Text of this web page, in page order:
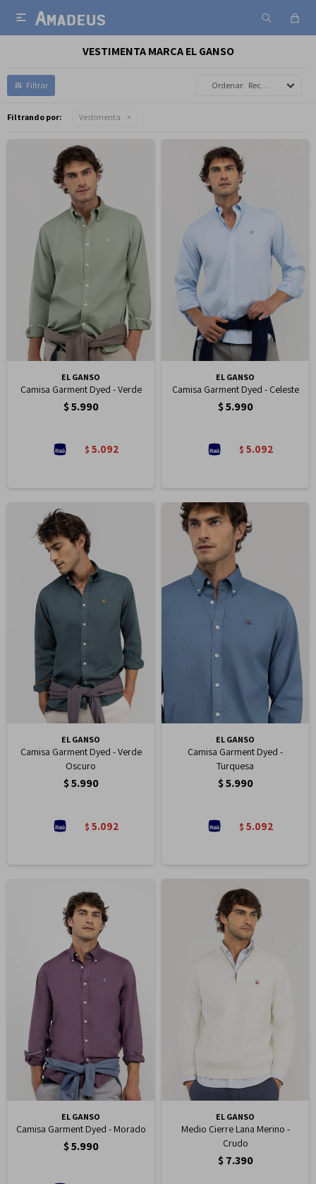

VESTIMENTA MARCA EL GANSO
Recomendados
Filtrando por: Vestimenta
EL GANSO
Camisa Garment Dyed - Verde
$5.990
$ 5.092
EL GANSO
Camisa Garment Dyed - Celeste
$5.990
$ 5.092
EL GANSO
Camisa Garment Dyed - Verde
Oscuro
$5.990
$ 5.092
EL GANSO
Camisa Garment Dyed -
Turquesa
$5.990
$ 5.092
EL GANSO
Camisa Garment Dyed - Morado
$5.990
EL GANSO
Medio Cierre Lana Merino -
Crudo
$ 7.390